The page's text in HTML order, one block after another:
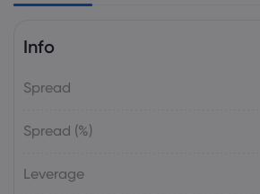
October Inflation Data Release
US-EU Relations: Russia Sanctions Unite
Info
Spread
Spread (%)
Leverage